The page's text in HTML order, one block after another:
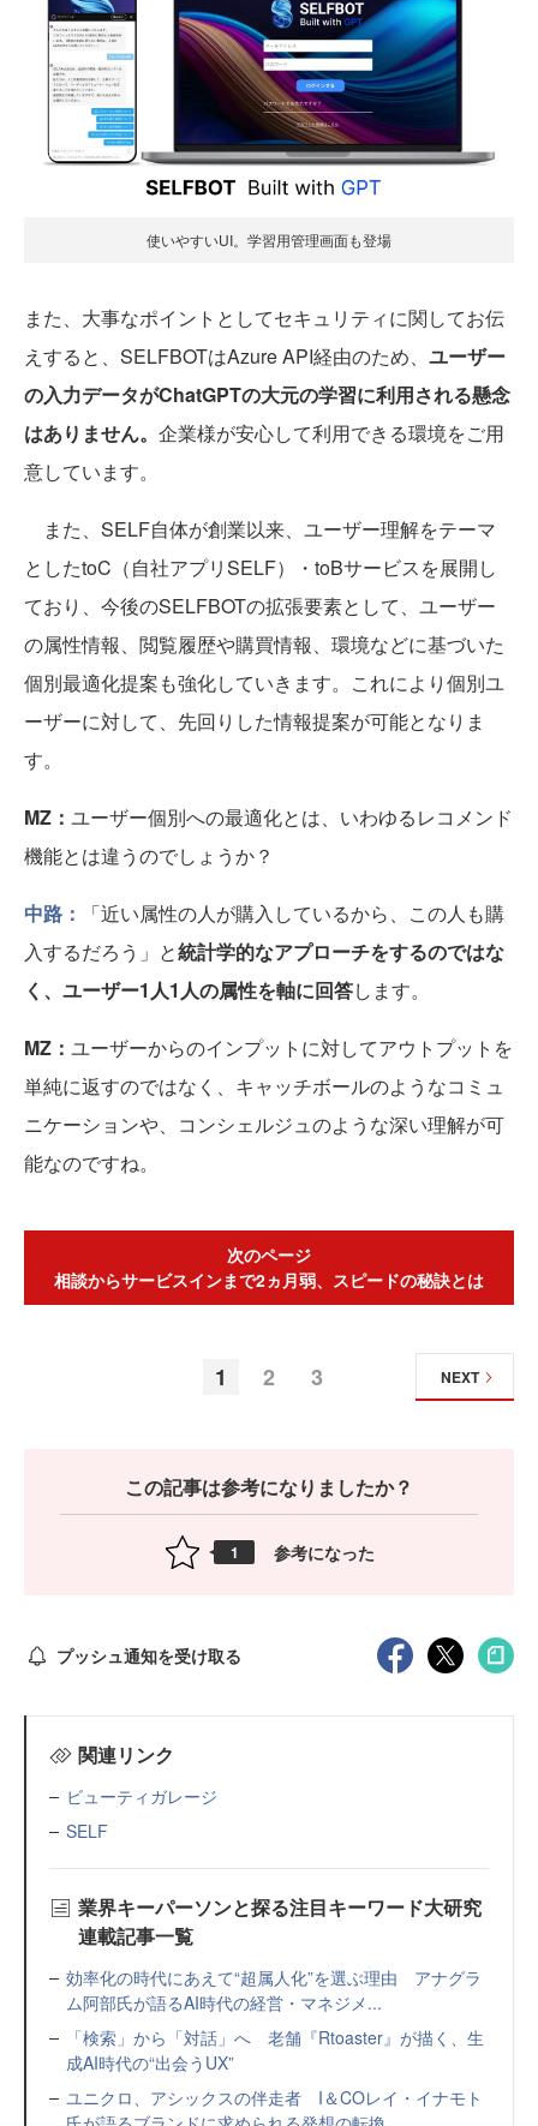
使いやすいUI。学習用管理画面も登場
また、大事なポイントとしてセキュリティに関してお伝
えすると、SELFBOTはAzure API経由のため、 ユーザー
の入力データがChatGPTの大元の学習に利用される懸念
はありません。 企業様が安心して利用できる環境をご用
意しています。
また、SELF自体が創業以来、ユーザー理解をテーマ
としたtoC（自社アプリSELF）・toBサービスを展開し
ており、今後のSELFBOTの拡張要素として、ユーザー
の属性情報、閲覧履歴や購買情報、環境などに基づいた
個別最適化提案も強化していきます。これにより個別ユ
ーザーに対して、先回りした情報提案が可能となりま
す。
MZ： ユーザー個別への最適化とは、いわゆるレコメンド
機能とは違うのでしょうか？
中路：
「近い属性の人が購入しているから、この人も購
入するだろう」と統計学的なアプローチをするのではな
く、ユーザー1人1人の属性を軸に回答します。
MZ： ユーザーからのインプットに対してアウトプットを
単純に返すのではなく、キャッチボールのようなコミュ
ニケーションや、コンシェルジュのような深い理解が可
能なのですね。
次のページ
相談からサービスインまで2ヵ月弱、スピードの秘訣とは
1 2 3 NEXT
この記事は参考になりましたか？
1 参考になった
プッシュ通知を受け取る
関連リンク
ビューティガレージ
SELF
業界キーパーソンと探る注目キーワード大研究
連載記事一覧
効率化の時代にあえて“超属人化”を選ぶ理由 アナグラ
ム阿部氏が語るAI時代の経営・マネジメ...
「検索」から「対話」へ 老舗『Rtoaster』が描く、生
成AI時代の“出会うUX”
ユニクロ、アシックスの伴走者 I＆COレイ・イナモト